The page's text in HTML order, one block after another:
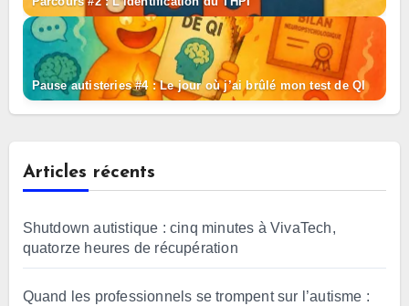
Pause autisteries #4 : Le jour où j’ai brûlé mon test de QI
Articles récents
Shutdown autistique : cinq minutes à VivaTech,
quatorze heures de récupération
Quand les professionnels se trompent sur l’autisme :